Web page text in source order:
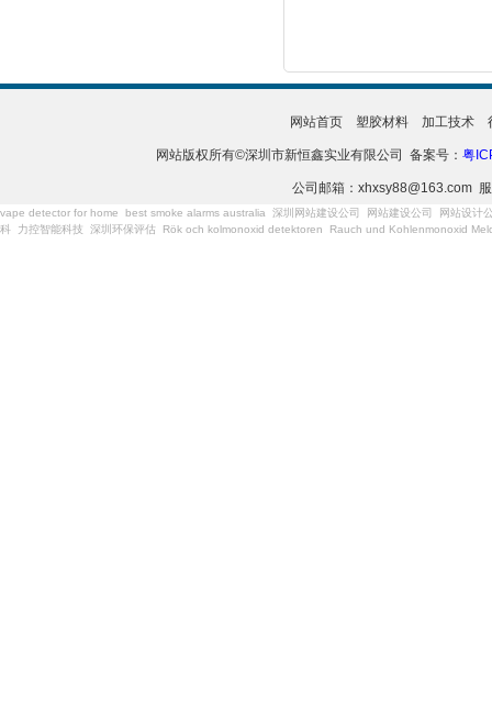
网站首页 塑胶材料 加工技术
网站版权所有©深圳市新恒鑫实业有限公司 备案号： 粤
公司邮箱：xhxsy88@163.com
vape detector for home best smoke alarms australia 深圳网站建设公司 网站建设公司
网站设计
科
力控智能科技 深圳环保评估 Rök och kolmonoxid detektoren Rauch und Kohlenmonoxid